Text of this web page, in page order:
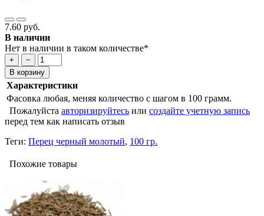
7.60 руб.
В наличии
Нет в наличии в таком количестве*
+
−
В корзину
Характеристики
Фасовка любая, меняя количество с шагом в 100 грамм.
Пожалуйста авторизируйтесь или создайте учетную запись
перед тем как написать отзыв
Теги: Перец черный молотый, 100 гр.
Похожие товары